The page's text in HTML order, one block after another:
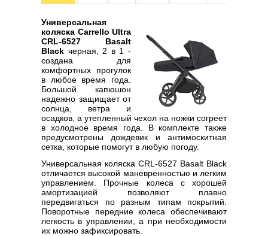
Универсальная
коляска Carrello Ultra
CRL-6527 Basalt
Black черная, 2 в 1 -
создана для
комфортных прогулок
в любое время года.
Большой капюшон
надежно защищает от
солнца, ветра и
осадков, а утепленный чехол на ножки согреет
в холодное время года. В комплекте также
предусмотрены дождевик и антимоскитная
сетка, которые помогут в любую погоду.
Универсальная коляска CRL-6527 Basalt Black
отличается высокой маневренностью и легким
управлением. Прочные колеса с хорошей
амортизацией позволяют плавно
передвигаться по разным типам покрытий.
Поворотные передние колеса обеспечивают
легкость в управлении, а при необходимости
их можно зафиксировать.